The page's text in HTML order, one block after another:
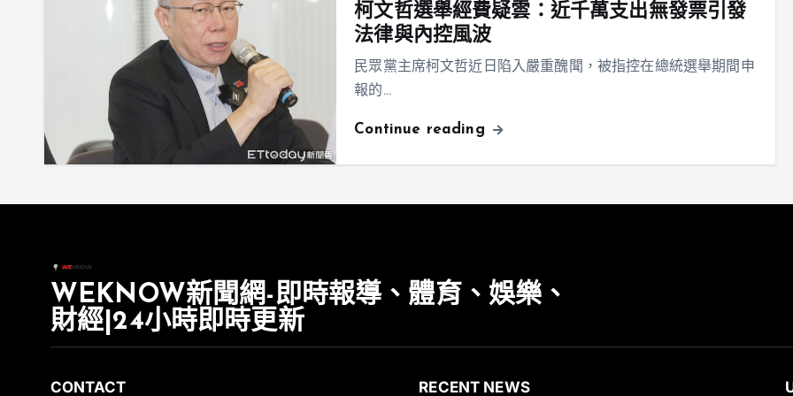
柯文哲選舉經費疑雲：近千萬支出無發票引發
法律與內控風波
民眾黨主席柯文哲近日陷入嚴重醜聞，被指控在總統選舉期間申
報的…
Continue reading
WEKNOW新聞網-即時報導、體育、娛樂、
財經|24小時即時更新
CONTACT RECENT NEWS